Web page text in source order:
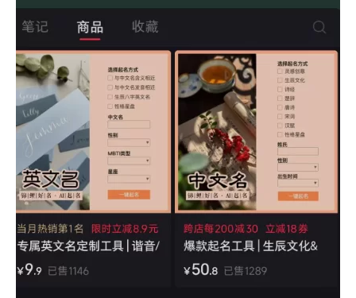
南
运
营
百
科
业
资
源
会
登录